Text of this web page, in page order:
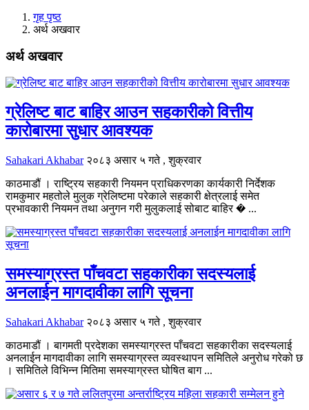
गृह पृष्ठ
अर्थ अखवार
अर्थ अखवार
ग्रेलिष्ट बाट बाहिर आउन सहकारीको वित्तीय
कारोबारमा सुधार आवश्यक
Sahakari Akhabar २०८३ असार ५ गते , शुक्रवार
काठमाडौं । राष्ट्रिय सहकारी नियमन प्राधिकरणका कार्यकारी निर्देशक
रामकुमार महतोले मुलुक ग्रेलिष्टमा परेकाले सहकारी क्षेत्रलाई समेत
प्रभावकारी नियमन तथा अनुगन गरी मुलुकलाई सोबाट बाहिर � ...
समस्याग्रस्त पाँचवटा सहकारीका सदस्यलाई
अनलाईन मागदावीका लागि सूचना
Sahakari Akhabar २०८३ असार ५ गते , शुक्रवार
काठमाडौं । बागमती प्रदेशका समस्याग्रस्त पाँचवटा सहकारीका सदस्यलाई
अनलाईन मागदावीका लागि समस्याग्रस्त व्यवस्थापन समितिले अनुरोध गरेको छ
। समितिले विभिन्न मितिमा समस्याग्रस्त घोषित बाग ...